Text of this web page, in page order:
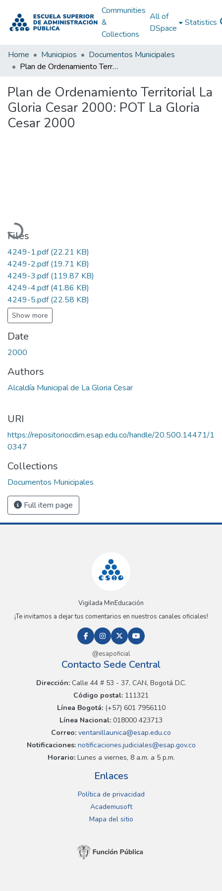
Communities
&
Collections
All of
DSpace
Statistics
Home Municipios
Documentos Municipales
Plan de Ordenamiento Territorial La Gloria Cesar 2000: POT La Gloria Cesar 2000
Plan de Ordenamiento Territorial La
Gloria Cesar 2000: POT La Gloria
Cesar 2000
Loading...
Files
4249-1.pdf(22.21 KB)
4249-2.pdf(19.71 KB)
4249-3.pdf(119.87 KB)
4249-4.pdf(41.86 KB)
4249-5.pdf(22.58 KB)
Show more
Date
2000
Authors
Alcaldía Municipal de La Gloria Cesar
URI
https://repositoriocdim.esap.edu.co/handle/20.500.14471/1
0347
Collections
Documentos Municipales
Full item page
Vigilada MinEducación
¡Te invitamos a dejar tus comentarios en nuestros canales oficiales!
@esapoficial
Contacto Sede Central
Dirección:Calle 44 # 53 - 37, CAN, Bogotá D.C.
Código postal: 111321
Línea Bogotá:(+57) 601 7956110
Línea Nacional: 018000 423713
Correo: ventanillaunica@esap.edu.co
Notificaciones:notificaciones.judiciales@esap.gov.co
Horario:Lunes a viernes, 8 a.m. a 5 p.m.
Enlaces
Política de privacidad
Academusoft
Mapa del sitio